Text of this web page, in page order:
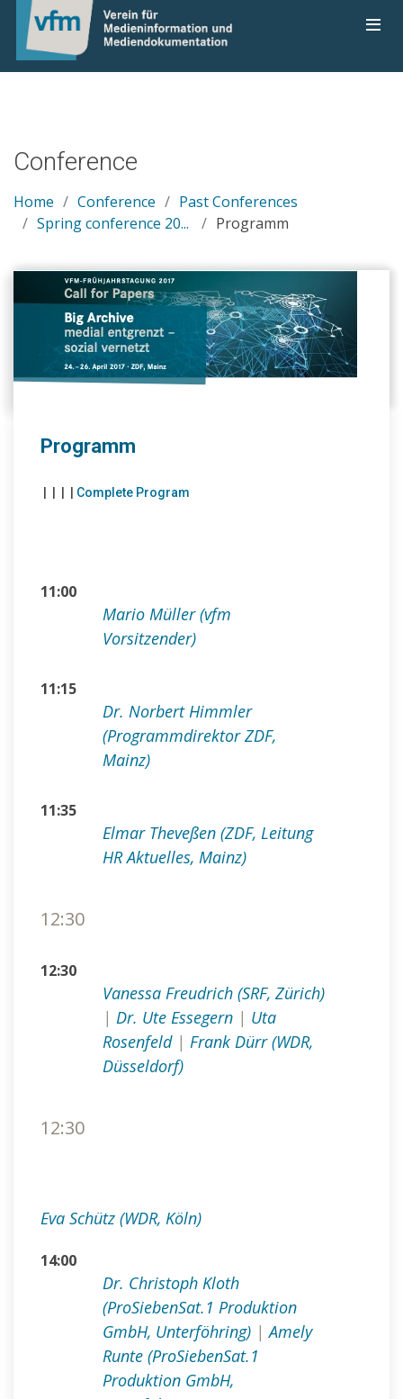
Conference
Home Conference
Past Conferences
Spring conference 20...
Programm
Programm
Complete Program
11:00
Mario Müller (vfm
Vorsitzender)
11:15
Dr. Norbert Himmler
(Programmdirektor ZDF,
Mainz)
11:35
Elmar Theveßen (ZDF, Leitung
HR Aktuelles, Mainz)
12:30
12:30
Vanessa Freudrich (SRF, Zürich)
| Dr. Ute Essegern | Uta
Rosenfeld | Frank Dürr (WDR,
Düsseldorf)
12:30
Eva Schütz (WDR, Köln)
14:00
Dr. Christoph Kloth
(ProSiebenSat.1 Produktion
GmbH, Unterföhring) | Amely
Runte (ProSiebenSat.1
Produktion GmbH,